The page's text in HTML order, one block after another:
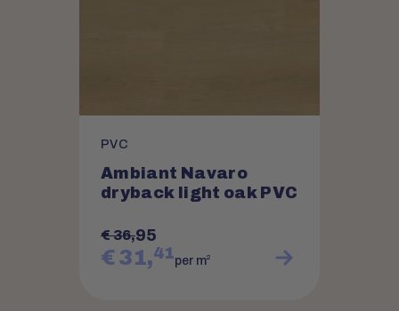
PVC
Ambiant Navaro
dryback light oak PVC
€ 36,95
€ 31,41per m2